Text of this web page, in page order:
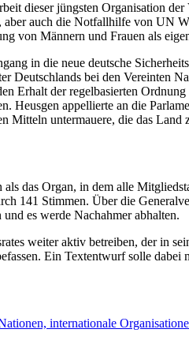
dieser jüngsten Organisation
aber auch die Notfallhilfe von UN
von Männern und Frauen als
in die neue deutsche
Deutschlands bei den Vereinten
Erhalt der regelbasierten
appellierte an die
untermauere, die das Land
das Organ, in dem alle
141 Stimmen. Über die
es werde Nachahmer abhalten.
weiter aktiv betreiben, der in
Ein Textentwurf solle
internationale